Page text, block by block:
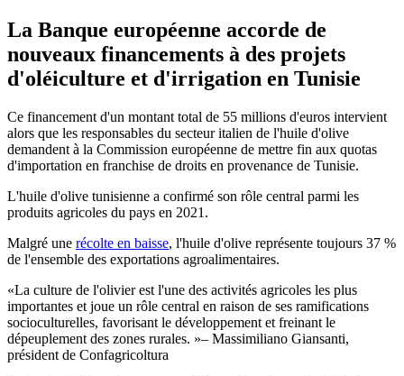
La Banque européenne accorde de
nouveaux financements à des projets
d'oléiculture et d'irrigation en Tunisie
Ce financement d'un montant total de 55 millions d'euros intervient
alors que les responsables du secteur italien de l'huile d'olive
demandent à la Commission européenne de mettre fin aux quotas
d'importation en franchise de droits en provenance de Tunisie.
L'huile d'olive tunisienne a confirmé son rôle central parmi les
produits agricoles du pays en 2021.
Malgré une récolte en baisse, l'huile d'olive représente toujours 37 %
de l'ensemble des exportations agroalimentaires.
La culture de l'olivier est l'une des activités agricoles les plus
importantes et joue un rôle central en raison de ses ramifications
socioculturelles, favorisant le développement et freinant le
dépeuplement des zones rurales.
– Massimiliano Giansanti,
président de Confagricoltura